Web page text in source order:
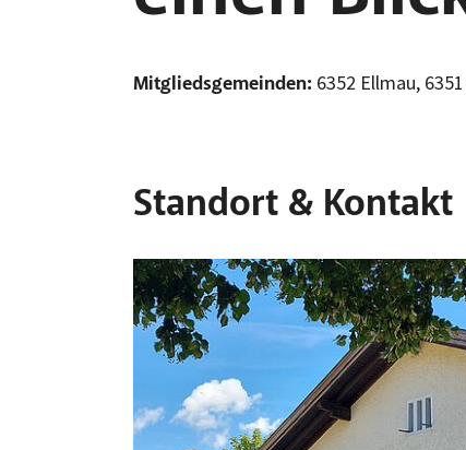
Mitgliedsgemeinden: 6352 Ellmau,
Standort & Kontakt